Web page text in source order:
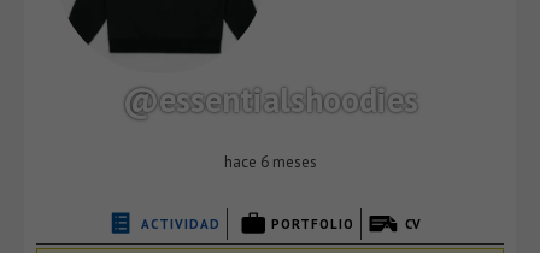
@essentialshoodies
hace 6 meses
ACTIVIDAD PORTFOLIO CV